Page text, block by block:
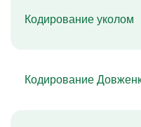
Кодирование уколом
Кодирование